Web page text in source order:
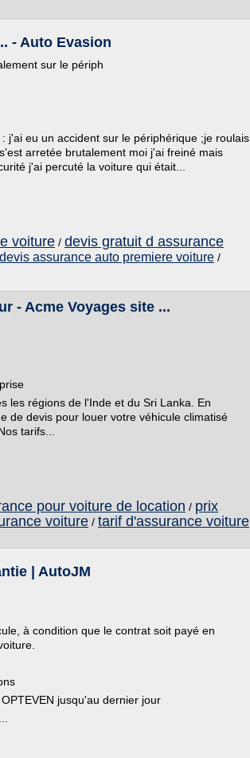
- Auto Evasion
sur le périph
j'ai eu un accident sur le périphérique ;je roulais
arretée brutalement moi j'ai freiné mais
j'ai percuté la voiture qui était...
voiture / devis gratuit d assurance
devis assurance auto premiere voiture /
- Acme Voyages site ...
les régions de l'Inde et du Sri Lanka. En
de devis pour louer votre véhicule climatisé
tarifs...
pour voiture de location / prix
voiture / tarif d'assurance voiture
| AutoJM
à condition que le contrat soit payé en
jusqu'au dernier jour